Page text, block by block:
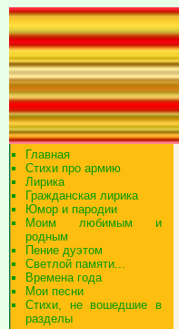
Главная
Стихи про армию
Лирика
Гражданская лирика
Юмор и пародии
Моим любимым и
родным
Пение дуэтом
Светлой памяти...
Времена года
Мои песни
Стихи, не вошедшие в
разделы